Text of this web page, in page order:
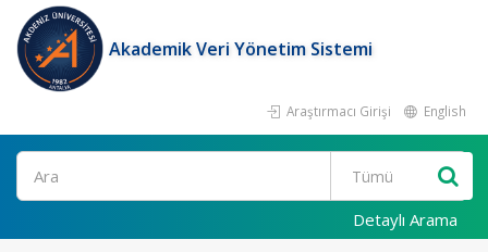
Akademik Veri Yönetim Sistemi
Araştırmacı Girişi English
Ara
Detaylı Arama